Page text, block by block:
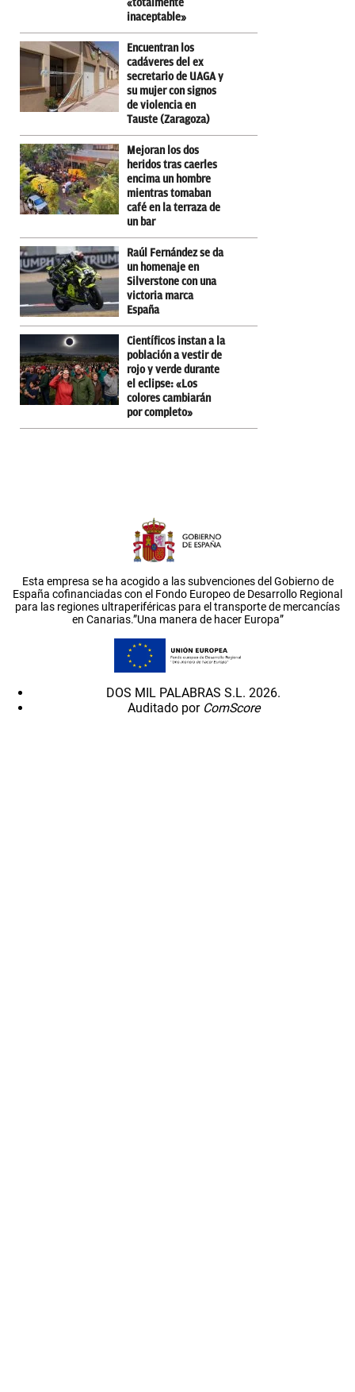
«totalmente
inaceptable»
Encuentran los
cadáveres del ex
secretario de UAGA y
su mujer con signos
de violencia en
Tauste (Zaragoza)
Mejoran los dos
heridos tras caerles
encima un hombre
mientras tomaban
café en la terraza de
un bar
Raúl Fernández se da
un homenaje en
Silverstone con una
victoria marca
España
Científicos instan a la
población a vestir de
rojo y verde durante
el eclipse: «Los
colores cambiarán
por completo»
Esta empresa se ha acogido a las subvenciones del Gobierno de
España cofinanciadas con el Fondo Europeo de Desarrollo Regional
para las regiones ultraperiféricas para el transporte de mercancías
en Canarias.”Una manera de hacer Europa”
DOS MIL PALABRAS S.L. 2026.
Auditado por ComScore